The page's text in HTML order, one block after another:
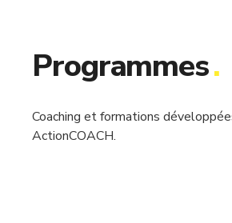
Programmes.
Coaching et formations
ActionCOACH.